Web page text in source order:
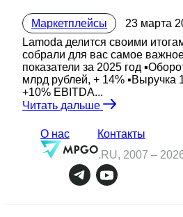
Маркетплейсы
23 марта
Lamoda делится своими
собрали для вас самое
показатели за 2025 год
млрд рублей, + 14% ▪️Выручка
+10% EBITDA...
Читать дальше
О нас
Контакты
.RU, 2007 –